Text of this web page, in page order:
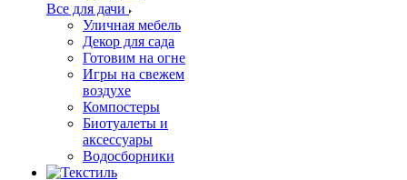
Все для дачи
Уличная мебель
Декор для сада
Готовим на огне
Игры на свежем
воздухе
Компостеры
Биотуалеты и
аксессуары
Водосборники